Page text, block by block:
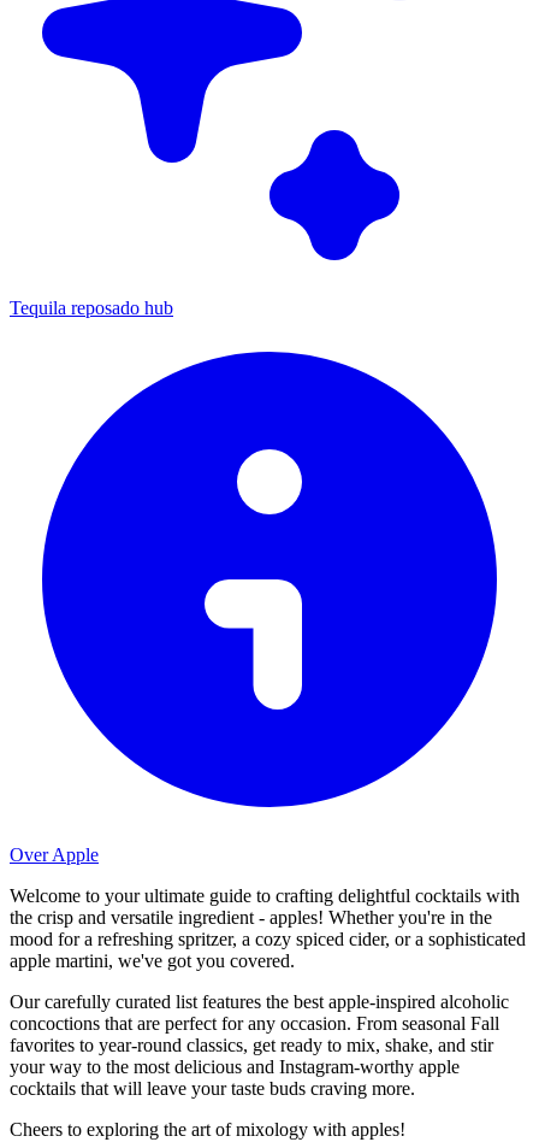
Tequila reposado hub
Over Apple
Welcome to your ultimate guide to crafting delightful cocktails with
the crisp and versatile ingredient - apples! Whether you're in the
mood for a refreshing spritzer, a cozy spiced cider, or a sophisticated
apple martini, we've got you covered.
Our carefully curated list features the best apple-inspired alcoholic
concoctions that are perfect for any occasion. From seasonal Fall
favorites to year-round classics, get ready to mix, shake, and stir
your way to the most delicious and Instagram-worthy apple
cocktails that will leave your taste buds craving more.
Cheers to exploring the art of mixology with apples!